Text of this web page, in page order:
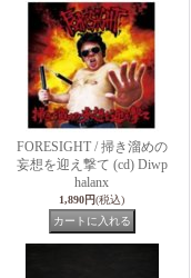
FORESIGHT / 掃き溜めの
妄想を迎え撃て (cd) Diwp
halanx
1,890円(税込)